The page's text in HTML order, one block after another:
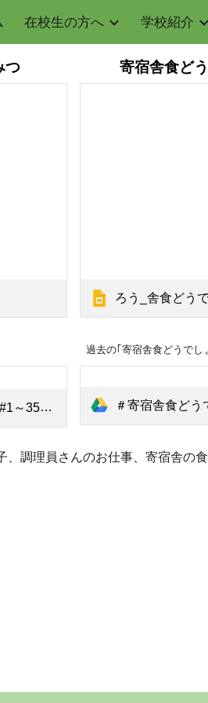
Skip to main
在校生の方へ 学校紹介
つ 寄宿舎食ど
ろう_舎食どう
ろう.pdf
過去の｢寄宿舎食どうでし
＃寄宿舎食どうでしょ
調理員さんのお仕事、寄宿舎の